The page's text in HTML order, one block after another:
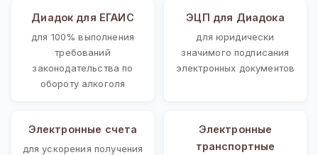
Диадок для ЕГАИС
для 100% выполнения
требований
законодательства по
обороту алкоголя
ЭЦП для Диадока
для юридически
значимого подписания
электронных документов
Электронные счета
для ускорения получения
Электронные
транспортные